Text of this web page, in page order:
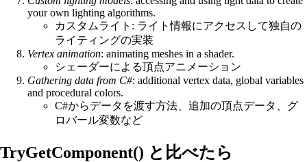
your own lighting algorithms.
カスタムライト: ライト情報にアクセスして独自の
ライティングの実装
Vertex animation: animating meshes in a shader.
シェーダーによる頂点アニメーション
Gathering data from C#: additional vertex data, global variables
and procedural colors.
C#からデータを渡す方法、追加の頂点データ、グ
ロバール変数など
TryGetComponent() と比べたら